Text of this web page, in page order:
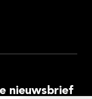
nieuwsbrief